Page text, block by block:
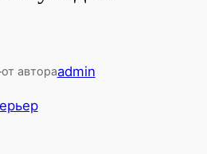
от автораadmin